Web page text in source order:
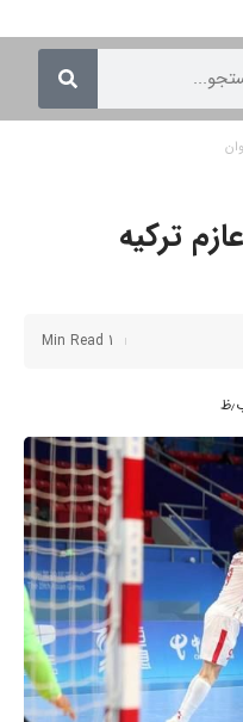
ترکیه
1 Min Read